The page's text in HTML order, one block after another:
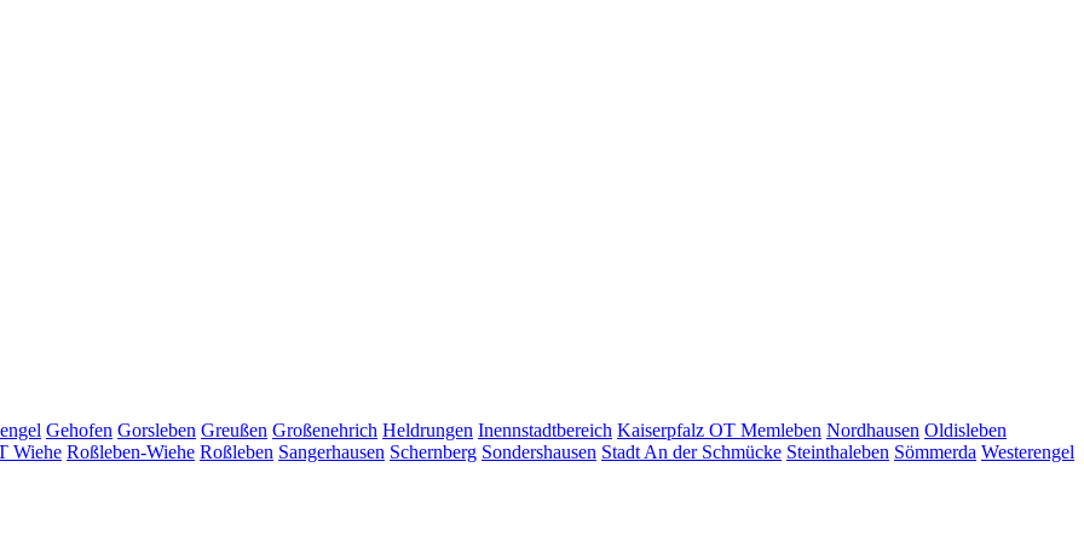
Gehofen Gorsleben Greußen Großenehrich Heldrungen Inennstadtbereich Kaiserpfalz OT Memleben Nordhausen Oldisleben
Wiehe Roßleben-Wiehe Roßleben Sangerhausen Schernberg Sondershausen Stadt An der Schmücke Steinthaleben Sömmerda Westerengel